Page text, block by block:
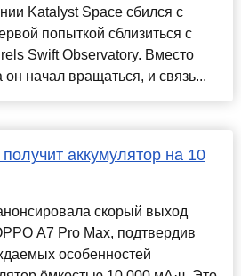
Katalyst Space сбился с
попыткой сблизиться с
Swift Observatory. Вместо
он начал вращаться, и связь...
аккумулятор на 10
скорый выход
A7 Pro Max, подтвердив
особенностей